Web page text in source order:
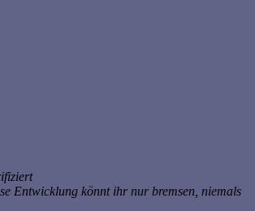
Entwicklung könnt ihr nur bremsen, niemals